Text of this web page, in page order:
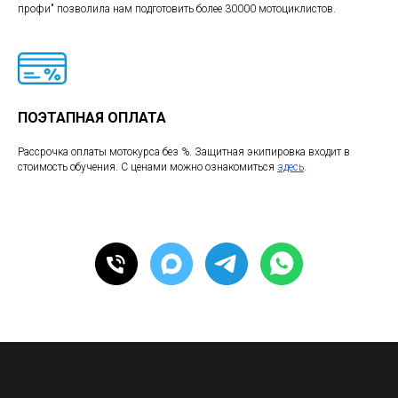
профи" позволила нам подготовить более 30000 мотоциклистов.
ПОЭТАПНАЯ ОПЛАТА
Рассрочка оплаты мотокурса без %. Защитная экипировка входит в
стоимость обучения. С ценами можно ознакомиться здесь.